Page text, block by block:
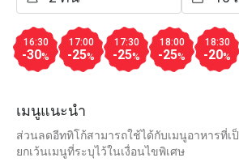
16:30
-30%
17:00
-25%
17:30
-25%
18:00
-25%
18:30
-20%
เมนูแนะนำ
ส่วนลดอีททิโก้สามารถใช้ได้กับเมนูอาหารที่เ
ยกเว้นเมนูที่ระบุไว้ในเงื่อนไขพิเศษ